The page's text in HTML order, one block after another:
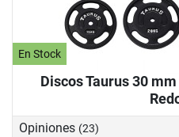
En Stock
Discos Taurus 30
Opiniones (23)